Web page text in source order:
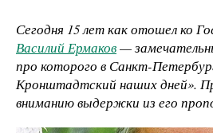
Сегодня 15 лет как отошел ко
Василий Ермаков—
про которого в Санкт-
Кронштадтский наших дней».
вниманию выдержки из его